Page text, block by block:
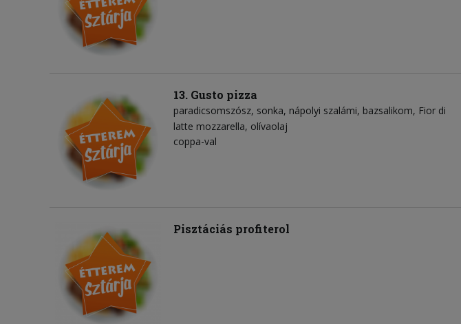
13. Gusto pizza
paradicsomszósz sonka nápolyi szalámi bazsalikom Fior di
latte mozzarella olívaolaj
coppa-val
Pisztáciás profiterol